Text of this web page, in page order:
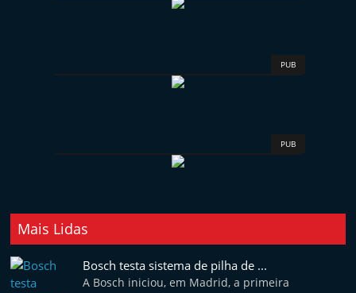
PUB
PUB
Mais Lidas
Bosch testa sistema de pilha de ...
A Bosch iniciou, em Madrid, a primeira